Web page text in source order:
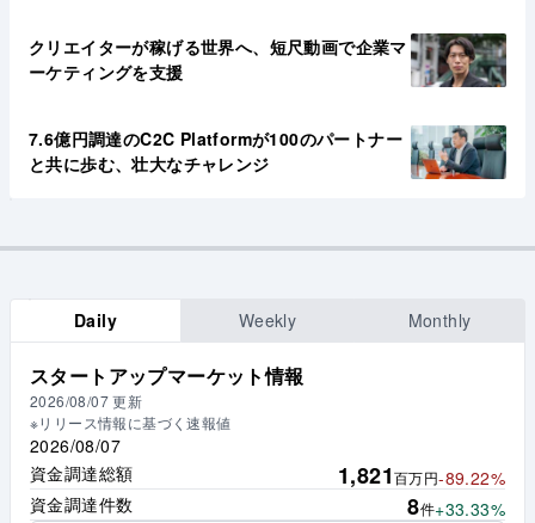
クリエイターが稼げる世界へ、短尺動画で企業マ
ーケティングを支援
7.6億円調達のC2C Platformが100のパートナー
と共に歩む、壮大なチャレンジ
Daily Weekly Monthly
スタートアップマーケット情報
2026/08/07 更新
※リリース情報に基づく速報値
2026/08/07
資金調達総額
1,821百万円-89.22%
資金調達件数
8件+33.33%